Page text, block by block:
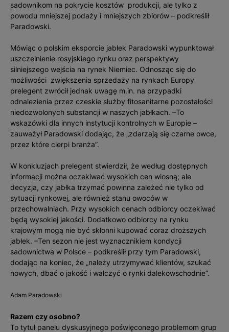
sadownikom na pokrycie kosztów produkcji, ale tylko z
powodu mniejszej podaży i mniejszych zbiorów – podkreślił
Paradowski.
Mówiąc o polskim eksporcie jabłek Paradowski wypunktował
uszczelnienie rosyjskiego rynku oraz perspektywy
silniejszego wejścia na rynek Niemiec. Odnosząc się do
możliwości zwiększenia sprzedaży na rynkach Europy
prelegent zwrócił jednak uwagę m.in. na przypadki
odnalezienia przez czeskie służby fitosanitarne pozostałości
niedozwolonych substancji w naszych jabłkach. –To
wskazówki dla innych instytucji kontrolnych w Europie –
zauważył Paradowski dodając, że „zdarzają się czarne owce,
przez które cierpi branża”.
W konkluzjach prelegent stwierdził, że według dostępnych
informacji można oczekiwać wysokich cen wiosną; ale
decyzja, czy jabłka trzymać powinna zależeć nie tylko od
sytuacji rynkowej, ale również stanu owoców w
przechowalniach. Przy wysokich cenach odbiorcy oczekiwać
będą wysokiej jakości. Dodatkowo odbiorcy na rynku
krajowym mogą nie być skłonni kupować coraz droższych
jabłek. –Ten sezon nie jest wyznacznikiem kondycji
sadownictwa w Polsce – podkreślił przy tym Paradowski,
dodając na koniec, że „należy utrzymywać klientów, szukać
nowych, dbać o jakość i walczyć o rynki dalekowschodnie”.
Adam Paradowski
Razem czy osobno?
To tytuł panelu dyskusyjnego poświęconego problemom grup